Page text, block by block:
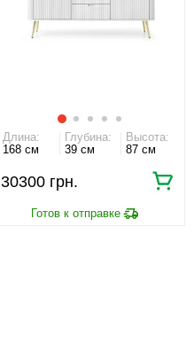
Длина:
168 см
Глубина:
39 см
Высота:
87 см
30300 грн.